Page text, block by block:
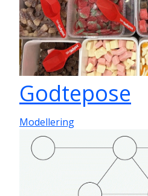
Godtepose
Modellering